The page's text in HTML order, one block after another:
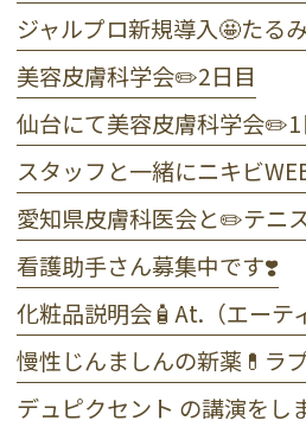
美容皮膚科学会✏️2日目
仙台にて美容皮膚科学会✏️1
愛知県皮膚科医会と✏️テニ
看護助手さん募集中です❣️
慢性じんましんの新薬💊ラ